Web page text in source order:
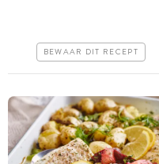
BEWAAR DIT RECEPT